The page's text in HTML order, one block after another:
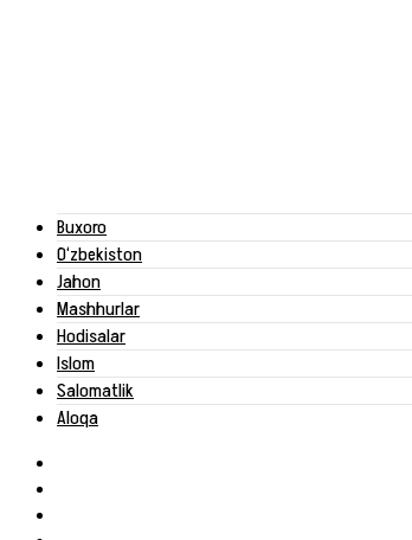
Buxoro
O‘zbekiston
Jahon
Mashhurlar
Hodisalar
Islom
Salomatlik
Aloqa